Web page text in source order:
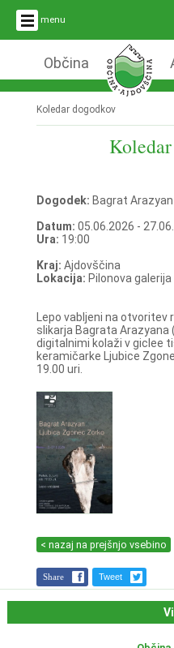
menu
Občina
Koledar dogodkov
Dogodek: Bagrat
Datum: 05.06.2026 -
Ura: 19:00
Kraj: Ajdovščina
Lokacija: Pilonova galerija
Lepo vabljeni na otvoritev
slikarja Bagrata Arazyana
digitalnimi kolaži v giclee
keramičarke Ljubice
19.00 uri.
< nazaj na prejšnjo vsebino
Share Tweet